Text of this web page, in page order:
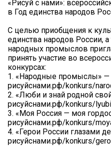
«Рисуй с нами»:
в Год единства народов
С целью приобщения к
единства народов России,
народных промыслов
принять участие во
конкурсах:
1. «Народные промыслы» —
рисуйснами.рф/konkurs/
2. «Люби и знай родной
рисуйснами.рф/konkurs/
3. «Моя Россия — моя
рисуйснами.рф/konkurs/
4. «Герои России глазами
рисуйснами.рф/konkurs/